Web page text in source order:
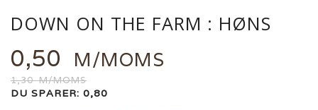
DOWN ON THE FARM : HØNS
0,50 M/MOMS
1,30M/MOMS
DU SPARER: 0,80